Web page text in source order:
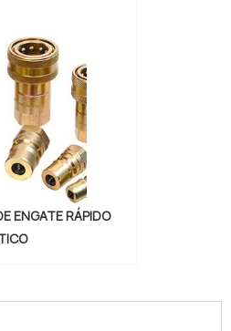
ENGATE RÁPIDO